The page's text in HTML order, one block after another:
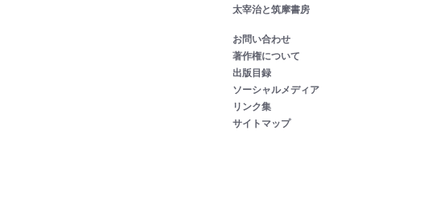
太宰治と筑摩書房
お問い合わせ
著作権について
出版目録
ソーシャルメディア
リンク集
サイトマップ